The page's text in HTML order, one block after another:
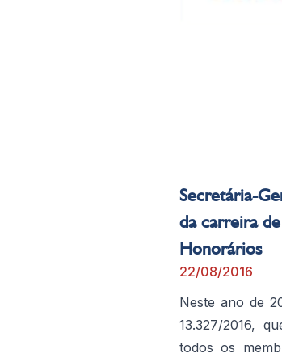
Secretária-
da carreira
Honorários
22/08/2016
Neste ano de
13.327/2016,
todos os